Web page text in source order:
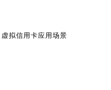
虚拟信用卡应用场景